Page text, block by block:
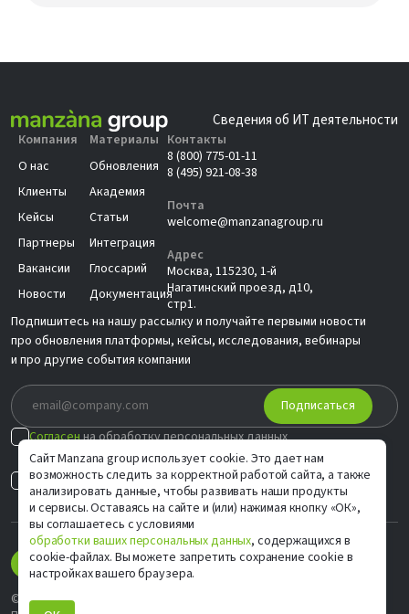
Сайт Manzana group использует cookie. Это дает нам
возможность следить за корректной работой сайта, а также
анализировать данные, чтобы развивать наши продукты
и сервисы. Оставаясь на сайте и (или) нажимая кнопку «ОК»,
вы соглашаетесь с условиями
обработки ваших персональных данных, содержащихся в
cookie-файлах. Вы можете запретить сохранение cookie в
настройках вашего браузера.
Сведения об ИТ деятельности
Компания
О нас
Клиенты
Кейсы
Партнеры
Вакансии
Новости
Материалы
Обновления
Академия
Статьи
Интеграция
Глоссарий
Документация
Контакты
8 (800) 775-01-11
8 (495) 921-08-38
Почта
welcome@manzanagroup.ru
Адрес
Москва, 115230, 1-й
Нагатинский проезд, д10,
стр1.
Подпишитесь на нашу рассылку и получайте первыми новости
про обновления платформы, кейсы, исследования, вебинары
и про другие события компании
Подписаться
Согласенна обработку персональных данных
в соответствии сПолитикой
Согласен наиндивидуальные предложения
© ООО «М Софт» ИНН 9705083570, 2006–2026